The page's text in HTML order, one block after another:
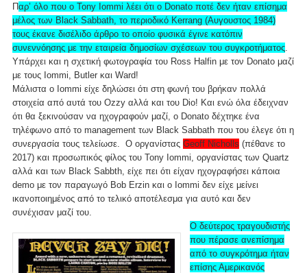
Παρ’ όλο που ο Tony Iommi λέει ότι ο Donato ποτέ δεν ήταν επίσημα
μέλος των Black Sabbath, το περιοδικό Kerrang (Αυγουστος 1984)
τους έκανε δισέλιδο άρθρο το οποίο φυσικά έγινε κατόπιν
συνεννόησης με την εταιρεία δημοσίων σχέσεων του συγκροτήματος
Υπάρχει και η σχετική φωτογραφία του Ross Halfin με τον Donato μαζί
με τους Iommi, Butler και Ward!
Μάλιστα ο Iommi είχε δηλώσει ότι στη φωνή του βρήκαν πολλά
στοιχεία από αυτά του Ozzy αλλά και του Dio! Και ενώ όλα έδειχναν
ότι θα ξεκινούσαν να ηχογραφούν μαζί, ο Donato δέχτηκε ένα
τηλέφωνο από το management των Black Sabbath που του έλεγε ότι η
συνεργασία τους τελείωσε. Ο οργανίστας Geoff Nicholls (πέθανε το
2017) και προσωπικός φίλος του Tony Iommi, οργανίστας των Quartz
αλλά και των Black Sabbth, είχε πει ότι είχαν ηχογραφήσει κάποια
demo με τον παραγωγό Bob Erzin και ο Iommi δεν είχε μείνει
ικανοποιημένος από το τελικό αποτέλεσμα για αυτό και δεν
συνέχισαν μαζί του.
Ο δεύτερος τραγουδιστής
που πέρασε ανεπίσημα
από το συγκρότημα ήταν
επίσης Αμερικανός